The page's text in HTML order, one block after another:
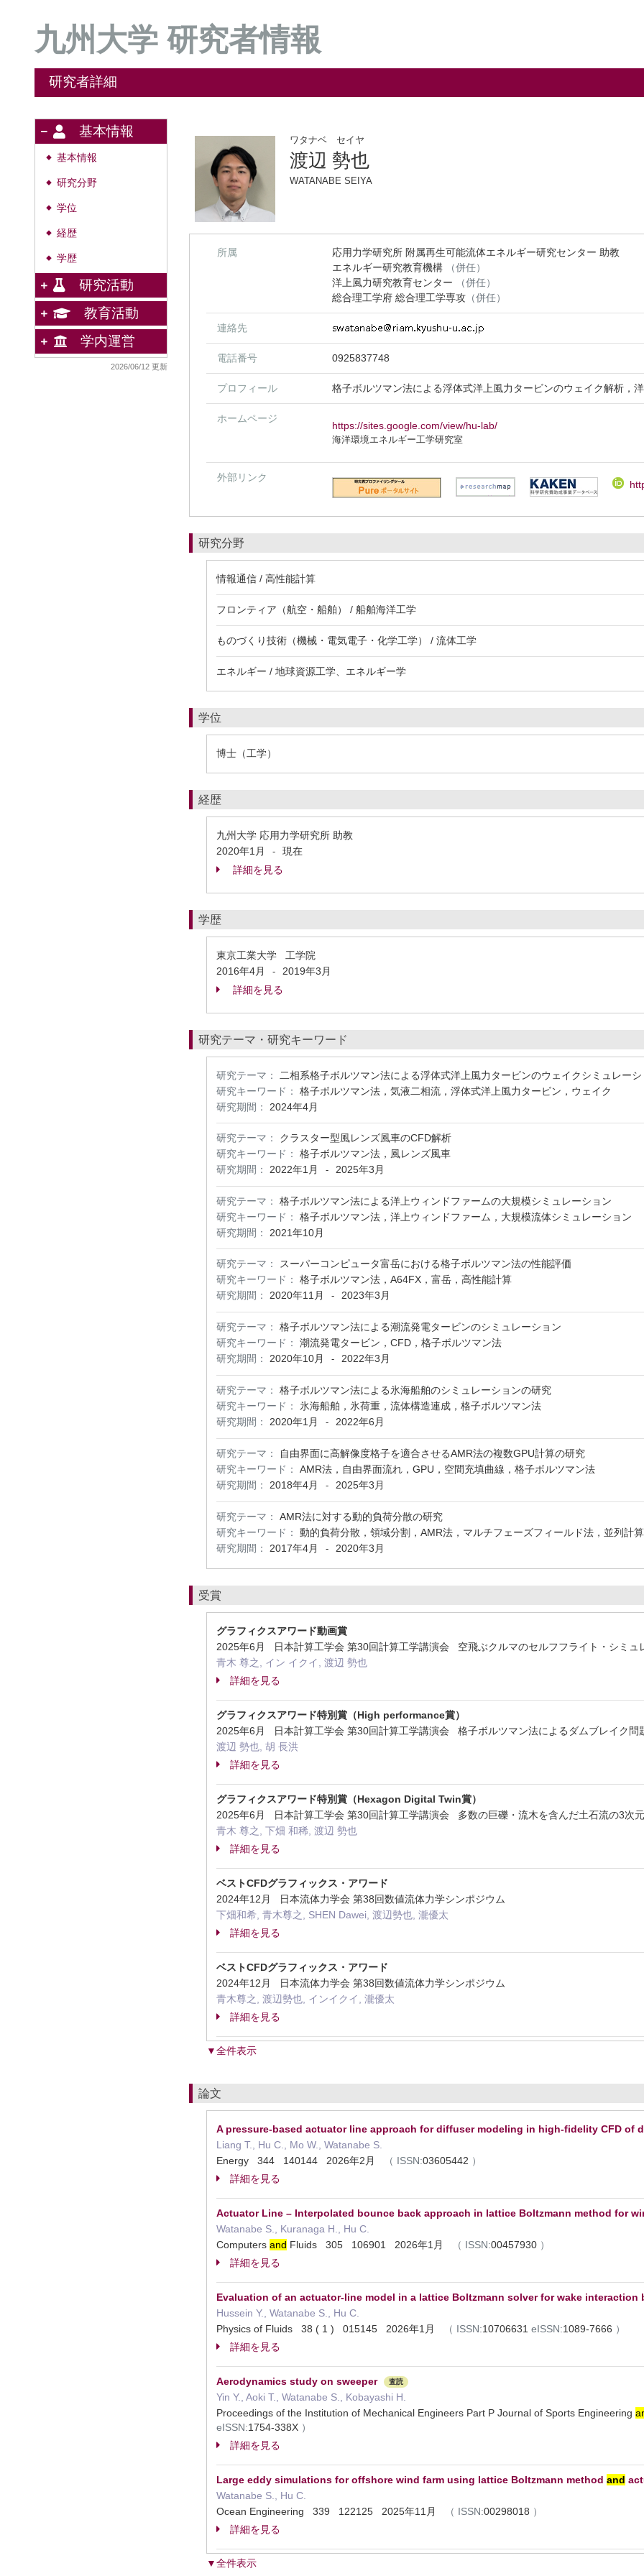
九州大学 研究者情報
研究者詳細
基本情報
◆ 基本情報
◆ 研究分野
◆ 学位
◆ 経歴
◆ 学歴
研究活動
教育活動
学内運営
2026/06/12 更新
ワタナベ セイヤ
渡辺 勢也
WATANABE SEIYA
所属
応用力学研究所 附属再生可能流体エネルギー研究センター 助教
エネルギー研究教育機構
（併任）
洋上風力研究教育センター
（併任）
総合理工学府 総合理工学専攻 （併任）
連絡先
電話番号 0925837748
プロフィール 格子ボルツマン法による浮体式洋上風力タービンのウェイク解析，
ホームページ
https://sites.google.com/view/hu-lab/
海洋環境エネルギー工学研究室
外部リンク
研究分野
情報通信 / 高性能計算
フロンティア（航空・船舶） / 船舶海洋工学
ものづくり技術（機械・電気電子・化学工学） / 流体工学
エネルギー / 地球資源工学、エネルギー学
学位
博士（工学）
経歴
九州大学 応用力学研究所 助教
2020年1月
-
現在
詳細を見る
学歴
東京工業大学 工学院
2016年4月
-
2019年3月
詳細を見る
研究テーマ・研究キーワード
研究テーマ：
二相系格子ボルツマン法による浮体式洋上風力タービンのウェイクシミュレー
研究キーワード：
格子ボルツマン法，気液二相流，浮体式洋上風力タービン，ウェイク
研究期間：
2024年4月
研究テーマ：
クラスター型風レンズ風車のCFD解析
研究キーワード：
格子ボルツマン法，風レンズ風車
研究期間：
2022年1月 - 2025年3月
研究テーマ：
格子ボルツマン法による洋上ウィンドファームの大規模シミュレーション
研究キーワード：
格子ボルツマン法，洋上ウィンドファーム，大規模流体シミュレーション
研究期間：
2021年10月
研究テーマ：
スーパーコンピュータ富岳における格子ボルツマン法の性能評価
研究キーワード：
格子ボルツマン法，A64FX，富岳，高性能計算
研究期間：
2020年11月 - 2023年3月
研究テーマ：
格子ボルツマン法による潮流発電タービンのシミュレーション
研究キーワード：
潮流発電タービン，CFD，格子ボルツマン法
研究期間：
2020年10月 - 2022年3月
研究テーマ：
格子ボルツマン法による氷海船舶のシミュレーションの研究
研究キーワード：
氷海船舶，氷荷重，流体構造連成，格子ボルツマン法
研究期間：
2020年1月 - 2022年6月
研究テーマ：
自由界面に高解像度格子を適合させるAMR法の複数GPU計算の研究
研究キーワード：
AMR法，自由界面流れ，GPU，空間充填曲線，格子ボルツマン法
研究期間：
2018年4月 - 2025年3月
研究テーマ：
AMR法に対する動的負荷分散の研究
研究キーワード：
動的負荷分散，領域分割，AMR法，マルチフェーズフィールド法，並列計算
研究期間：
2017年4月 - 2020年3月
受賞
グラフィクスアワード動画賞
2025年6月 日本計算工学会 第30回計算工学講演会 空飛ぶクルマのセルフフライト・シミュ
青木 尊之, イン イクイ, 渡辺 勢也
詳細を見る
グラフィクスアワード特別賞（High performance賞）
2025年6月 日本計算工学会 第30回計算工学講演会 格子ボルツマン法によるダムブレイク問
渡辺 勢也, 胡 長洪
詳細を見る
グラフィクスアワード特別賞（Hexagon Digital Twin賞）
2025年6月 日本計算工学会 第30回計算工学講演会 多数の巨礫・流木を含んだ土石流の3次
青木 尊之, 下畑 和稀, 渡辺 勢也
詳細を見る
ベストCFDグラフィックス・アワード
2024年12月 日本流体力学会 第38回数値流体力学シンポジウム
下畑和希, 青木尊之, SHEN Dawei, 渡辺勢也, 瀧優太
詳細を見る
ベストCFDグラフィックス・アワード
2024年12月 日本流体力学会 第38回数値流体力学シンポジウム
青木尊之, 渡辺勢也, インイクイ, 瀧優太
詳細を見る
▼全件表示
論文
A pressure-based actuator line approach for diffuser modeling in high-fidelity CFD of
Liang T., Hu C., Mo W., Watanabe S.
Energy 344 140144 2026年2月
（ ISSN:03605442 ）
詳細を見る
Actuator Line – Interpolated bounce back approach in lattice Boltzmann method for
Watanabe S., Kuranaga H., Hu C.
Computers and Fluids 305 106901 2026年1月 （ ISSN:00457930 ）
詳細を見る
Evaluation of an actuator-line model in a lattice Boltzmann solver for wake
Hussein Y., Watanabe S., Hu C.
Physics of Fluids 38 ( 1 ) 015145 2026年1月
（ ISSN:10706631 eISSN:1089-7666 ）
詳細を見る
Aerodynamics study on sweeper 査読
Yin Y., Aoki T., Watanabe S., Kobayashi H.
Proceedings of the Institution of Mechanical Engineers Part P Journal of Sports Engineering
eISSN:1754-338X ）
詳細を見る
Large eddy simulations for offshore wind farm using lattice Boltzmann method and
Watanabe S., Hu C.
Ocean Engineering 339 122125 2025年11月
（ ISSN:00298018 ）
詳細を見る
▼全件表示